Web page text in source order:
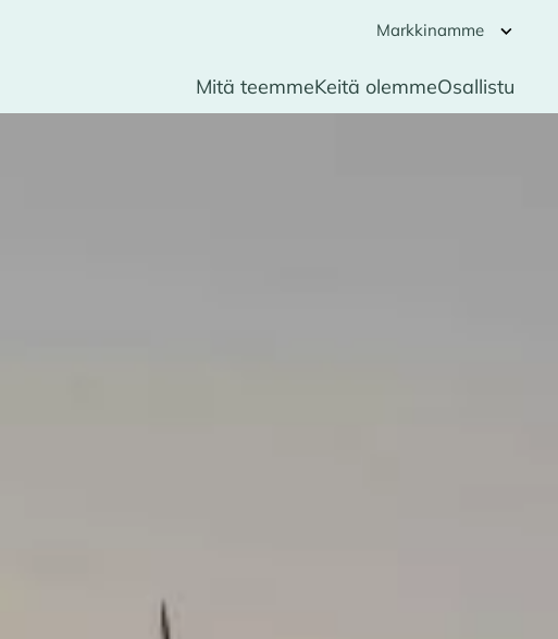
Mitä teemmeKeitä olemmeOsallistu
Markkinamme